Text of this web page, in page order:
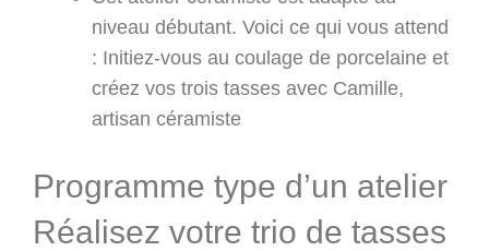
niveau débutant. Voici ce qui vous attend
: Initiez-vous au coulage de porcelaine et
créez vos trois tasses avec Camille,
artisan céramiste
Programme type d’un atelier
Réalisez votre trio de tasses